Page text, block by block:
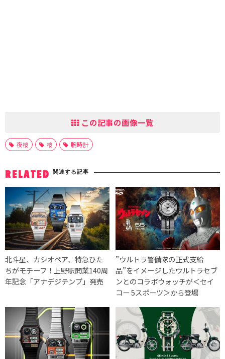
この記事の画像一覧
夜桜 桜 腕時計
RELATED 関連する記事
北斗星、カシオペア、特急ひた
ちがモチーフ！上野駅開業140周
年記念「アナデジテンプ」発売
”ウルトラ警備隊の正式支給
品”をイメージしたウルトラセブ
ンとのコラボウォッチが＜セイ
コー 5スポーツ＞から登場